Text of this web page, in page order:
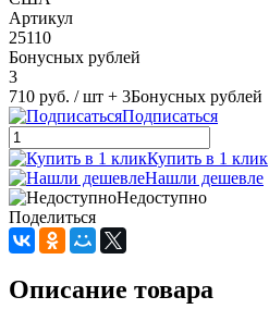
Артикул
25110
Бонусных рублей
3
710 руб. / шт + 3Бонусных рублей
Подписаться
Купить в 1 клик
Нашли дешевле
Недоступно
Поделиться
Описание товара